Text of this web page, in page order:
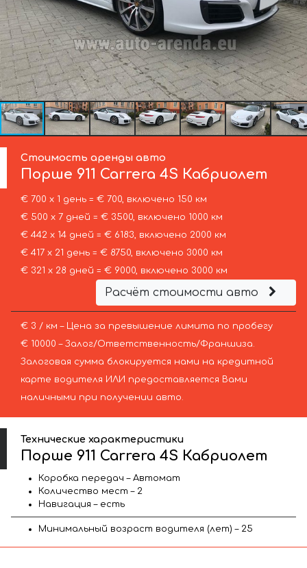
Стоимость аренды авто
Порше 911 Carrera 4S Кабриолет
€ 700 х 1 день = € 700, включено 150 км
€ 500 х 7 дней = € 3500, включено 1000 км
€ 442 х 14 дней = € 6183, включено 2000 км
€ 417 х 21 день = € 8750, включено 3000 км
€ 321 х 28 дней = € 9000, включено 3000 км
Расчёт стоимости авто
€ 3 / км – Цена за превышение лимита по пробегу
€ 10000 – Залог/Ответственность/Франшиза.
Залоговая сумма блокируется нами на кредитной
карте водителя ИЛИ предоставляется Вами
наличными при получении авто.
Технические характеристики
Порше 911 Carrera 4S Кабриолет
Коробка передач – Автомат
Количество мест – 2
Навигация – есть
Минимальный возраст водителя (лет) – 25